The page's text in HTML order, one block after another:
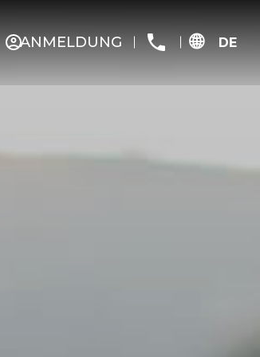
ANMELDUNG DE